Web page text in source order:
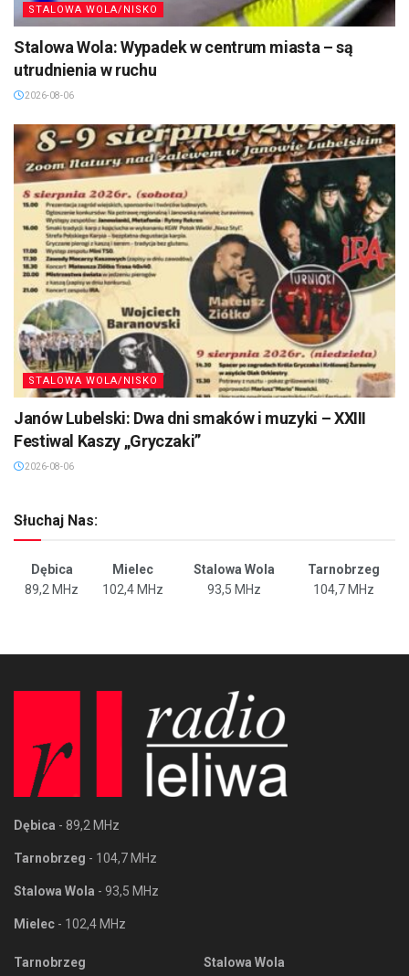
STALOWA WOLA/NISKO
Stalowa Wola: Wypadek w centrum miasta – są
utrudnienia w ruchu
2026-08-06
STALOWA WOLA/NISKO
Janów Lubelski: Dwa dni smaków i muzyki – XXIII
Festiwal Kaszy „Gryczaki”
2026-08-06
Słuchaj Nas:
Dębica Mielec Stalowa Wola
Tarnobrzeg
89,2 MHz
102,4 MHz 93,5 MHz 104,7 MHz
Dębica - 89,2 MHz
Tarnobrzeg - 104,7 MHz
Stalowa Wola - 93,5 MHz
Mielec - 102,4 MHz
Tarnobrzeg
Stalowa Wola